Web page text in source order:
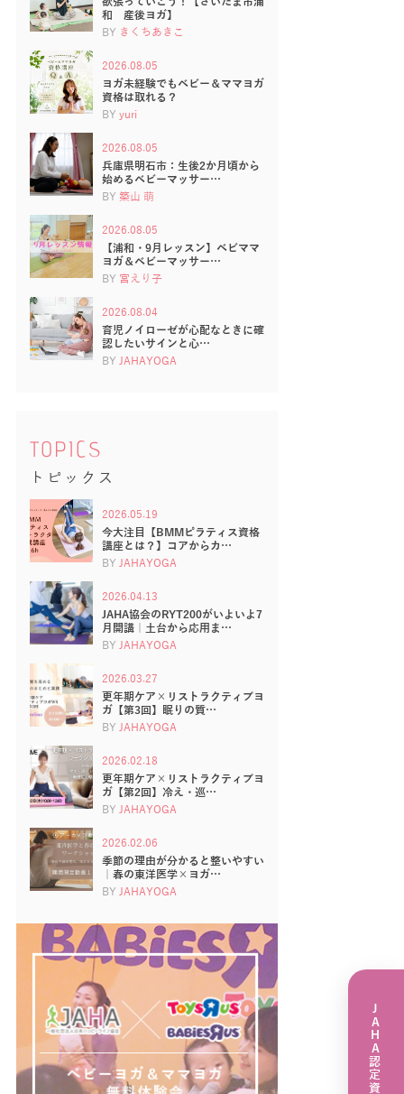
和 産後ヨガ】
BY きくちあきこ
2026.08.05
ヨガ未経験でもベビー＆ママヨガ
資格は取れる？
BY yuri
2026.08.05
兵庫県明石市：生後2か月頃から
始めるベビーマッサー…
BY 築山 萌
2026.08.05
【浦和・9月レッスン】ベビママ
ヨガ＆ベビーマッサー…
BY 宮えり子
2026.08.04
育児ノイローゼが心配なときに確
認したいサインと心…
BY JAHAYOGA
TOPICS
トピックス
2026.05.19
今大注目【BMMピラティス資格
講座とは？】コアからカ…
BY JAHAYOGA
2026.04.13
JAHA協会のRYT200がいよいよ7
月開講｜土台から応用ま…
BY JAHAYOGA
2026.03.27
更年期ケア×リストラクティブヨ
ガ【第3回】眠りの質…
BY JAHAYOGA
2026.02.18
更年期ケア×リストラクティブヨ
ガ【第2回】冷え・巡…
BY JAHAYOGA
2026.02.06
季節の理由が分かると整いやすい
｜春の東洋医学×ヨガ…
BY JAHAYOGA